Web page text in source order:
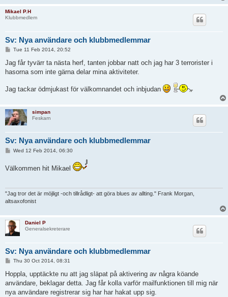
Mikael P.H
Klubbmedlem
Sv: Nya användare och klubbmedlemmar
P
s
Tue 11 Feb 2014, 20:52
Jag får tyvärr ta nästa herf, tanten jobbar natt och jag har 3 terrorister i
hasorna som inte gärna delar mina aktiviteter.
Jag tackar ödmjukast för välkomnandet och inbjudan
simpan
Feskarn
Sv: Nya användare och klubbmedlemmar
P
t
Wed 12 Feb 2014, 06:30
Välkommen hit Mikael
"Jag tror det är möjligt -och tillrådligt- att göra blues av allting." Frank Morgan,
altsaxofonist
Daniel P
Generalsekreterare
Sv: Nya användare och klubbmedlemmar
P
s
Thu 30 Oct 2014, 08:31
Hoppla, upptäckte nu att jag släpat på aktivering av några köande
användare, beklagar detta. Jag får kolla varför mailfunktionen till mig när
nya användare registrerar sig har har hakat upp sig.